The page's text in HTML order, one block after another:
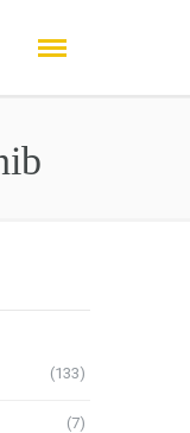
(133)
(7)